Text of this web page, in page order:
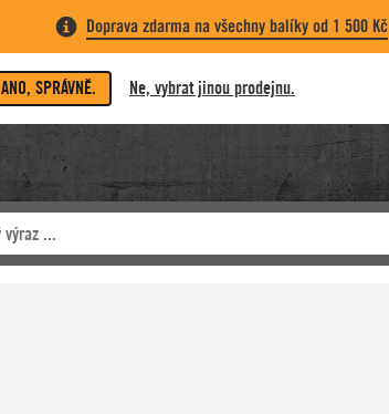
Doprava zdarma na všechny balíky od 1 500 Kč
ANO, SPRÁVNĚ. Ne, vybrat jinou prodejnu.